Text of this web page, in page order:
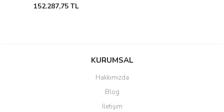
152.287,75 TL
KURUMSAL
Hakkımızda
Blog
İletişim